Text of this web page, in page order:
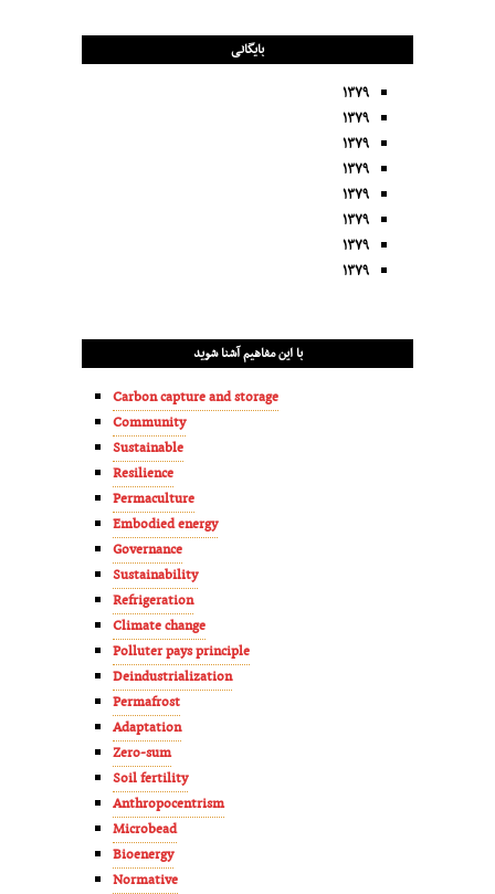
بایگانی
۱۳۷۹
۱۳۷۹
۱۳۷۹
۱۳۷۹
۱۳۷۹
۱۳۷۹
۱۳۷۹
۱۳۷۹
با این مفاهیم آشنا شوید
Carbon capture and storage
Community
Sustainable
Resilience
Permaculture
Embodied energy
Governance
Sustainability
Refrigeration
Climate change
Polluter pays principle
Deindustrialization
Permafrost
Adaptation
Zero-sum
Soil fertility
Anthropocentrism
Microbead
Bioenergy
Normative